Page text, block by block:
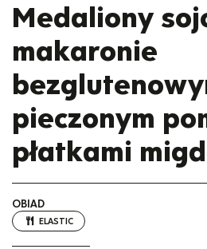
Medaliony
makaronie
pieczonym
płatkami
OBIAD
ELASTIC